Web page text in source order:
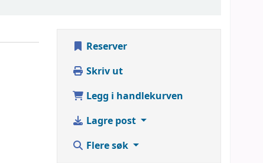
Reserver
Skriv ut
Legg i handlekurven
Lagre post
Flere søk